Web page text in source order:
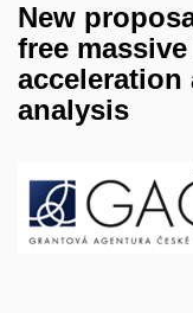
New
free
acceleration
analysis